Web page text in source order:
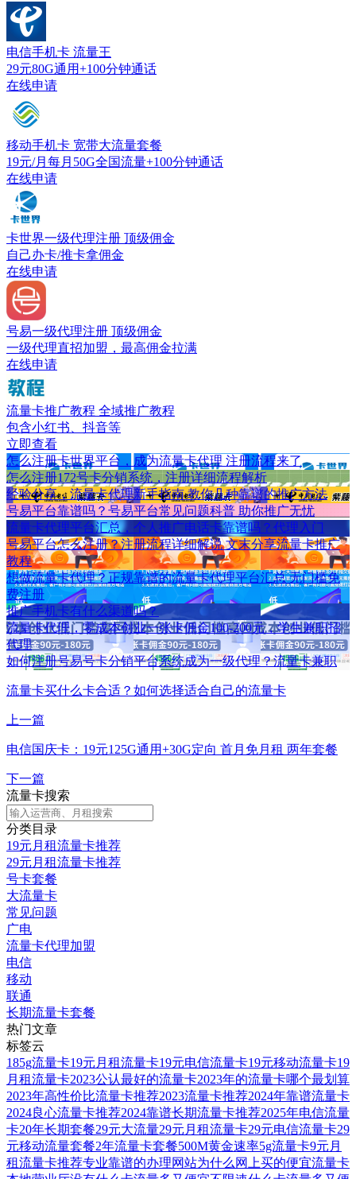
电信手机卡 流量王
29元80G通用+100分钟通话
在线申请
移动手机卡 宽带大流量套餐
19元/月每月50G全国流量+100分钟通话
在线申请
卡世界一级代理注册 顶级佣金
自己办卡/推卡拿佣金
在线申请
号易一级代理注册 顶级佣金
一级代理直招加盟，最高佣金拉满
在线申请
流量卡推广教程 全域推广教程
包含小红书、抖音等
立即查看
怎么注册卡世界平台，成为流量卡代理 注册流程来了
怎么注册172号卡分销系统，注册详细流程解析
经验分享，流量卡代理新手指南 教你几种靠谱的推广方法
号易平台靠谱吗？号易平台常见问题科普 助你推广无忧
流量卡代理平台汇总，个人推广电话卡靠谱吗？代理入门
号易平台怎么注册？注册流程详细解说 文末分享流量卡推广
教程
想做流量卡代理？正规靠谱的流量卡代理平台汇总 无门槛免
费注册
推广手机卡有什么渠道吗？
流量卡代理，零成本创业一张卡佣金100-200元，学生兼职招
代理
如何注册号易号卡分销平台系统成为一级代理？流量卡兼职
流量卡买什么卡合适？如何选择适合自己的流量卡
上一篇
电信国庆卡：19元125G通用+30G定向 首月免月租 两年套餐
下一篇
流量卡搜索
分类目录
19元月租流量卡推荐
29元月租流量卡推荐
号卡套餐
大流量卡
常见问题
广电
流量卡代理加盟
电信
移动
联通
长期流量卡套餐
热门文章
标签云
185g流量卡19元月租流量卡19元电信流量卡19元移动流量卡19
月租流量卡2023公认最好的流量卡2023年的流量卡哪个最划算
2023年高性价比流量卡推荐2023流量卡推荐2024年靠谱流量卡
2024良心流量卡推荐2024靠谱长期流量卡推荐2025年电信流量
卡20年长期套餐29元大流量29元月租流量卡29元电信流量卡29
元移动流量套餐2年流量卡套餐500M黄金速率5g流量卡9元月
租流量卡推荐专业靠谱的办理网站为什么网上买的便宜流量卡